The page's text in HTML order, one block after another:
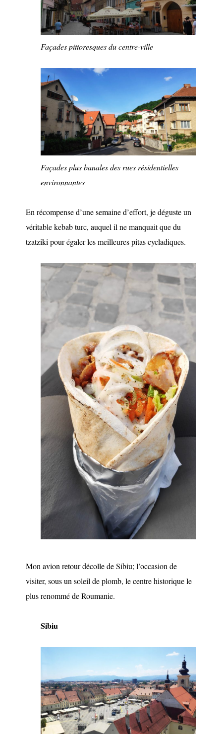
Façades pittoresques du centre-ville
Façades plus banales des rues résidentielles
environnantes
En récompense d’une semaine d’effort, je déguste un
véritable kebab turc, auquel il ne manquait que du
tzatziki pour égaler les meilleures pitas cycladiques.
Mon avion retour décolle de Sibiu; l’occasion de
visiter, sous un soleil de plomb, le centre historique le
plus renommé de Roumanie.
Sibiu